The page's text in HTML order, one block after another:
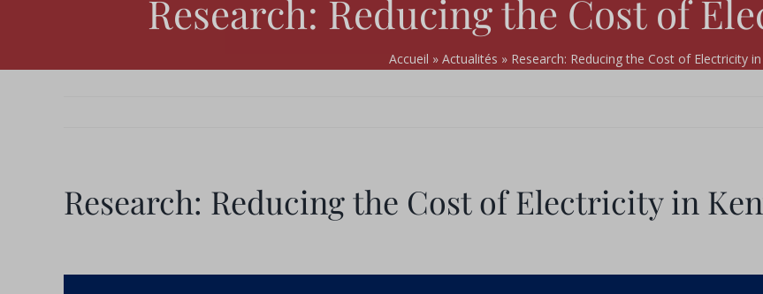
Research: Reducing the Cost of
Accueil » Actualités » Research: Reducing the Cost of Electricity
Research: Reducing the Cost of Electricity in